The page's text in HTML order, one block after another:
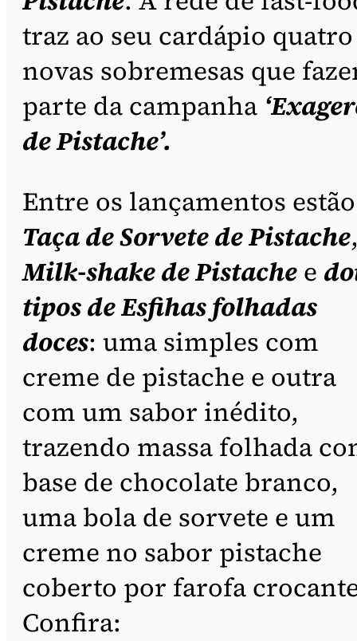
traz ao seu cardápio quatro
novas sobremesas que
parte da campanha
de Pistache’.
Entre os lançamentos
Taça de Sorvete de Pistache
Milk-shake de Pistache e
tipos de Esfihas folhadas
doces: uma simples com
creme de pistache e outra
com um sabor inédito,
trazendo massa folhada
base de chocolate branco,
uma bola de sorvete e um
creme no sabor pistache
coberto por farofa
Confira: